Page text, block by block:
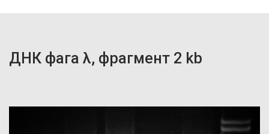
ДНК фага λ, фрагмент 2 kb